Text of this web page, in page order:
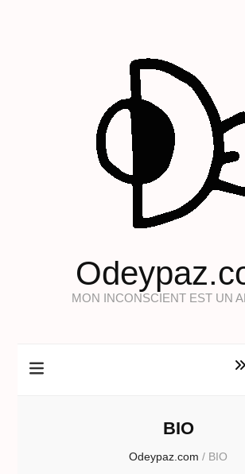
MON INCONSCIENT EST UN
BIO
Odeypaz.com / BIO